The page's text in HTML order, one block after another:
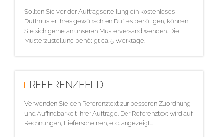
Sollten Sie vor der Auftragserteilung ein kostenloses
Duftmuster Ihres gewünschten Duftes benötigen, können
Sie sich gerne an unseren Musterversand wenden. Die
Musterzustellung benötigt ca. 5 Werktage.
REFERENZFELD
Verwenden Sie den Referenztext zur besseren Zuordnung
und Auffindbarkeit Ihrer Aufträge. Der Referenztext wird auf
Rechnungen, Lieferscheinen, etc. angezeigt...